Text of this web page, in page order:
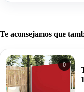
Te aconsejamos que
0